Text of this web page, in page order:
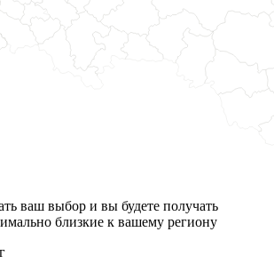
ваш выбор и вы будете получать
близкие к вашему региону